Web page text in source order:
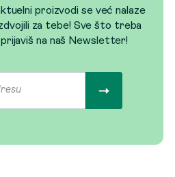
proizvodi se već nalaze
za tebe! Sve što treba
na naš Newsletter!